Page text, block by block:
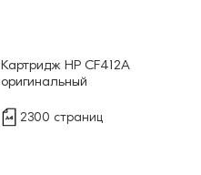
Картридж HP CF412A
оригинальный
2300 страниц